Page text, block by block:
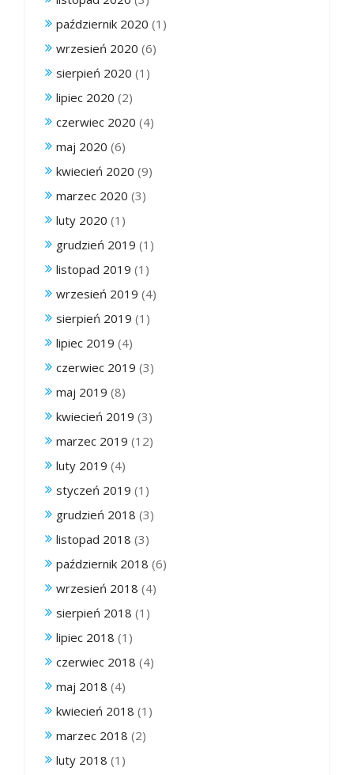
październik 2020 (1)
wrzesień 2020 (6)
sierpień 2020 (1)
lipiec 2020 (2)
czerwiec 2020 (4)
maj 2020 (6)
kwiecień 2020 (9)
marzec 2020 (3)
luty 2020 (1)
grudzień 2019 (1)
listopad 2019 (1)
wrzesień 2019 (4)
sierpień 2019 (1)
lipiec 2019 (4)
czerwiec 2019 (3)
maj 2019 (8)
kwiecień 2019 (3)
marzec 2019 (12)
luty 2019 (4)
styczeń 2019 (1)
grudzień 2018 (3)
listopad 2018 (3)
październik 2018 (6)
wrzesień 2018 (4)
sierpień 2018 (1)
lipiec 2018 (1)
czerwiec 2018 (4)
maj 2018 (4)
kwiecień 2018 (1)
marzec 2018 (2)
luty 2018 (1)